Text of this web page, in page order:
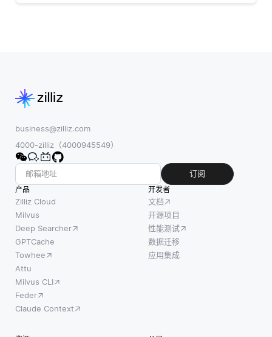
business@zilliz.com
4000-zilliz（4000945549）
订阅
产品
Zilliz Cloud
Milvus
Deep Searcher
GPTCache
Towhee
Attu
Milvus CLI
Feder
Claude Context
开发者
文档
开源项目
性能测试
数据迁移
应用集成